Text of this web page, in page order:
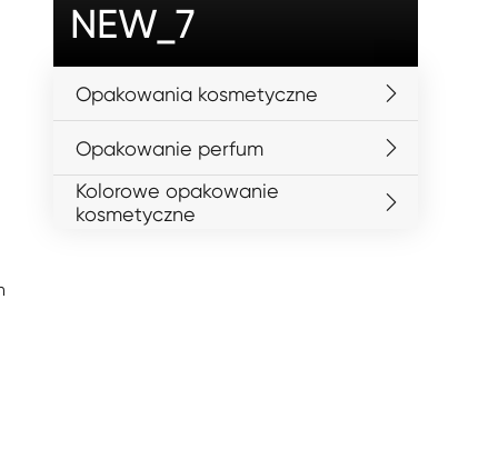
NEW_7
Opakowania kosmetyczne
Opakowanie perfum
Kolorowe opakowanie
kosmetyczne